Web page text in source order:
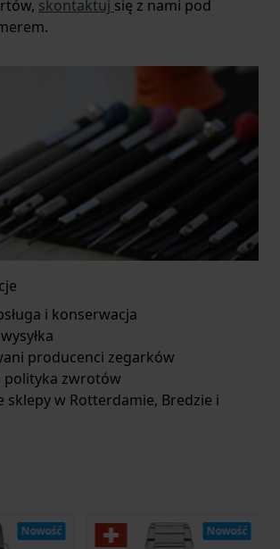
skontaktuj się z nami pod
i konserwacja
producenci zegarków
polityka zwrotów
sklepy w Rotterdamie, Bredzie i
Nowość Nowość